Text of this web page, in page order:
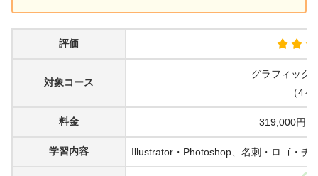
評価
対象コース
グラフィック
（4ヶ
料金 319,000円
学習内容 Illustrator・Photoshop、名刺・ロゴ・チ